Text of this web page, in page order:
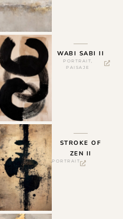
WABI SABI II
PORTRAIT
PAISAJE
STROKE OF
ZEN II
PORTRAIT